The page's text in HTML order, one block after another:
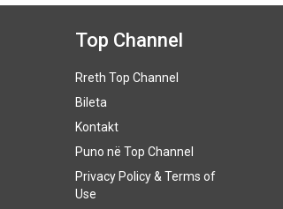
Top Channel
Rreth Top Channel
Bileta
Kontakt
Puno në Top Channel
Privacy Policy & Terms of
Use